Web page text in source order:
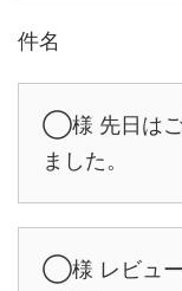
件名
◯様 先日はご
ました。
◯様 レビュー